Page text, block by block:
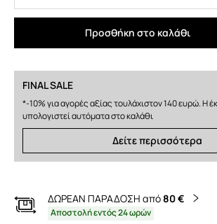
Προσθήκη στο καλάθι
FINAL SALE
*-10% για αγορές αξίας τουλάχιστον 140 ευρώ. Η
υπολογιστεί αυτόματα στο καλάθι
Δείτε περισσότερα
ΔΩΡΕΑΝ ΠΑΡΑΔΟΣΗ από80 €
Αποστολή εντός 24 ωρών